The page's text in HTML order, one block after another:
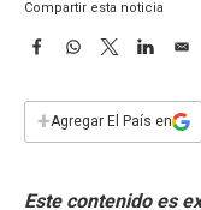
Compartir esta noticia
F
e
b
W
s
T
w
t
L
E
i
l
+Agregar El País en